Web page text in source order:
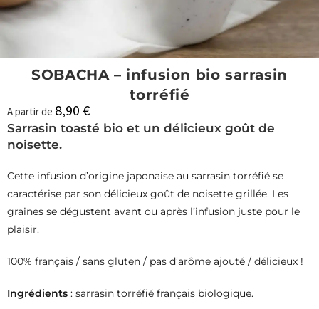
SOBACHA – infusion bio sarrasin
torréfié
A partir de 8,90 €
Sarrasin toasté bio et un délicieux goût de
noisette.
Cette infusion d’origine japonaise au sarrasin torréfié se
caractérise par son délicieux goût de noisette grillée. Les
graines se dégustent avant ou après l’infusion juste pour le
plaisir.
100% français / sans gluten / pas d’arôme ajouté / délicieux !
Ingrédients : sarrasin torréfié français biologique.